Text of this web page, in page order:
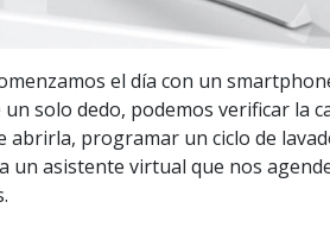
el día con un
solo dedo, podemos verificar la
abrirla, programar un ciclo de
asistente virtual que nos